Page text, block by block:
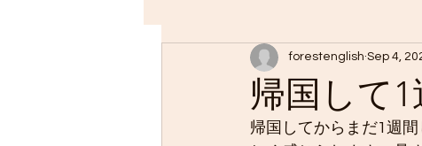
帰国して1
forestenglish Sep 4,
帰国してからまだ1週